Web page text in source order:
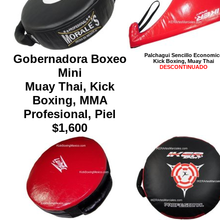
Gobernadora Boxeo
Mini
Muay Thai, Kick
Boxing, MMA
Profesional, Piel
$1,600
Palchagui Sencillo
Kick Boxing, Muay Thai
DESCONTINUADO